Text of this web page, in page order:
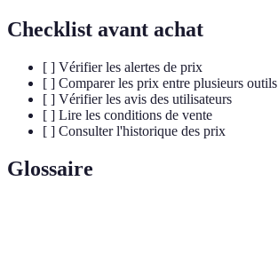
Checklist avant achat
[ ] Vérifier les alertes de prix
[ ] Comparer les prix entre plusieurs outils
[ ] Vérifier les avis des utilisateurs
[ ] Lire les conditions de vente
[ ] Consulter l'historique des prix
Glossaire